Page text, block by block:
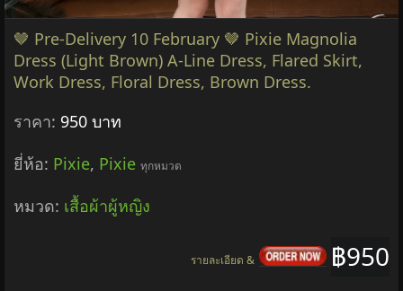
🤎 Pre-Delivery 10 February 🤎 Pixie Magnolia
Dress (Light Brown) A-Line Dress, Flared Skirt,
Work Dress, Floral Dress, Brown Dress.
ราคา: 950 บาท
ยี่ห้อ: Pixie, Pixie ทุกหมวด
หมวด: เสื้อผ้าผู้หญิง
฿950
รายละเอียด &